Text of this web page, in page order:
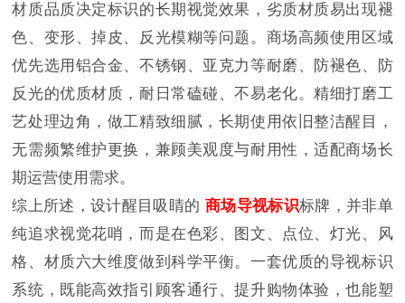
材质品质决定标识的长期视觉效果，劣质材质易出现褪
色、变形、掉皮、反光模糊等问题。商场高频使用区域
优先选用铝合金、不锈钢、亚克力等耐磨、防褪色、防
反光的优质材质，耐日常磕碰、不易老化。精细打磨工
艺处理边角，做工精致细腻，长期使用依旧整洁醒目，
无需频繁维护更换，兼顾美观度与耐用性，适配商场长
期运营使用需求。
综上所述，设计醒目吸睛的 商场导视标识标牌，并非单
纯追求视觉花哨，而是在色彩、图文、点位、灯光、风
格、材质六大维度做到科学平衡。一套优质的导视标识
系统，既能高效指引顾客通行、提升购物体验，也能塑